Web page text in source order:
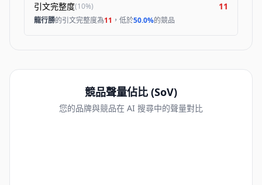
引文完整度(10%) 11
龍行勝的引文完整度為11 ，低於50.0%的競品
競品聲量佔比 (SoV)
您的品牌與競品在 AI 搜尋中的聲量對比